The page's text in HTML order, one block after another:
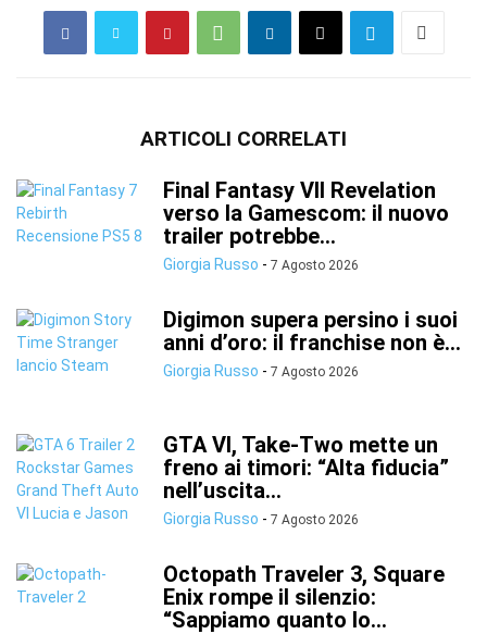
ARTICOLI CORRELATI
Final Fantasy VII Revelation
verso la Gamescom: il nuovo
trailer potrebbe...
Giorgia Russo - 7 Agosto 2026
Digimon supera persino i suoi
anni d’oro: il franchise non è...
Giorgia Russo - 7 Agosto 2026
GTA VI, Take-Two mette un
freno ai timori: “Alta fiducia”
nell’uscita...
Giorgia Russo - 7 Agosto 2026
Octopath Traveler 3, Square
Enix rompe il silenzio:
“Sappiamo quanto lo...